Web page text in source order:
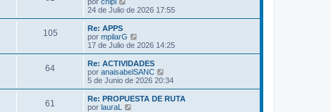
j
e
m
e
a
j
e
t
m
e
s
a
j
e
e
r
l
t
m
o
m
e
s
24 de Julio de 2026 17:55
105
Re: APPS
por mpilarG
e
r
ú
l
t
m
o
17 de Julio de 2026 14:25
64
Re: ACTIVIDADES
por anaisabelSANC
e
r
ú
5 de Junio de 2026 20:34
61
Re: PROPUESTA DE RUTA
por lauraL